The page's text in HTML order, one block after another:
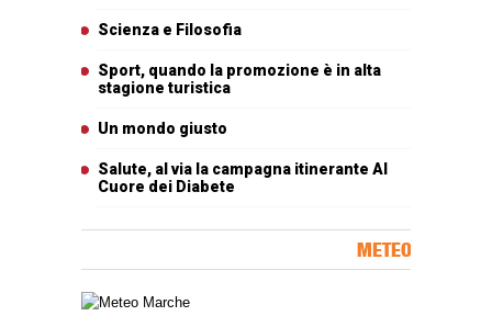
Scienza e Filosofia
Sport, quando la promozione è in alta
stagione turistica
Un mondo giusto
Salute, al via la campagna itinerante Al
Cuore dei Diabete
METEO
Carta meteorologica delle Marche